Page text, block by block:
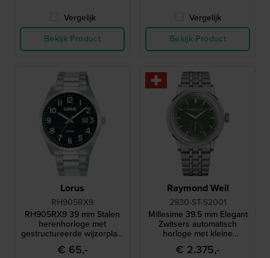
Vergelijk
Bekijk Product
Vergelijk
Bekijk Product
Lorus
RH905RX9
RH905RX9 39 mm Stalen
herenhorloge met
gestructureerde wijzerplaat
en datum
€ 65,-
Raymond Weil
2930-ST-52001
Millesime 39.5 mm Elegant
Zwitsers automatisch
horloge met kleine
secondewijzer
€ 2.375,-